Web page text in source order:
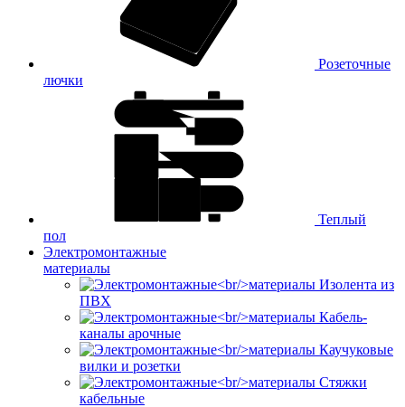
Розеточные
лючки
Теплый
пол
Электромонтажные
материалы
Изолента из
ПВХ
Кабель-
каналы арочные
Каучуковые
вилки и розетки
Стяжки
кабельные